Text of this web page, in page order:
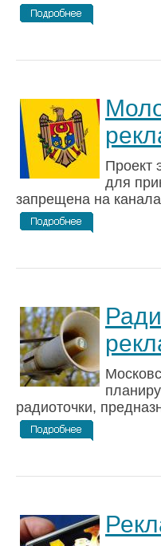
Проект
для
запрещена на
радиоточки,